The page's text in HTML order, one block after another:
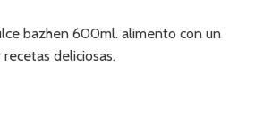
bazhen 600ml. alimento con un
deliciosas.